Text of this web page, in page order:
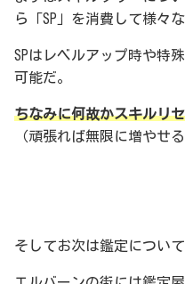
ら「SP」を消費して様々
SPはレベルアップ時や特
可能だ。
ちなみに何故かスキルリ
（頑張れば無限に増やせる
そしてお次は鑑定について